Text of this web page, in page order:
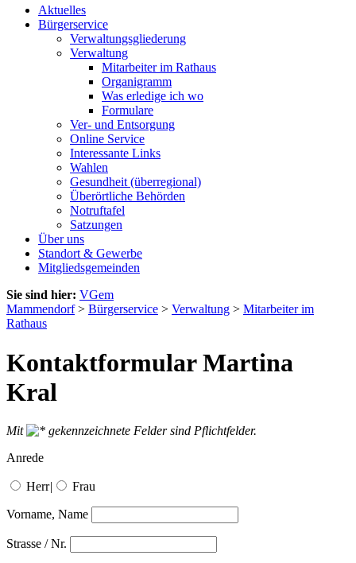
Aktuelles
Bürgerservice
Verwaltungsgliederung
Verwaltung
Mitarbeiter im Rathaus
Organigramm
Was erledige ich wo
Formulare
Ver- und Entsorgung
Online Service
Interessante Links
Wahlen
Gesundheit (überregional)
Überörtliche Behörden
Notruftafel
Satzungen
Über uns
Standort & Gewerbe
Mitgliedsgemeinden
Sie sind hier: VGem
Mammendorf> Bürgerservice > Verwaltung > Mitarbeiter im
Rathaus
Kontaktformular Martina
Kral
Mit
gekennzeichnete Felder sind Pflichtfelder.
Anrede
Herr| Frau
Vorname, Name
Strasse / Nr.